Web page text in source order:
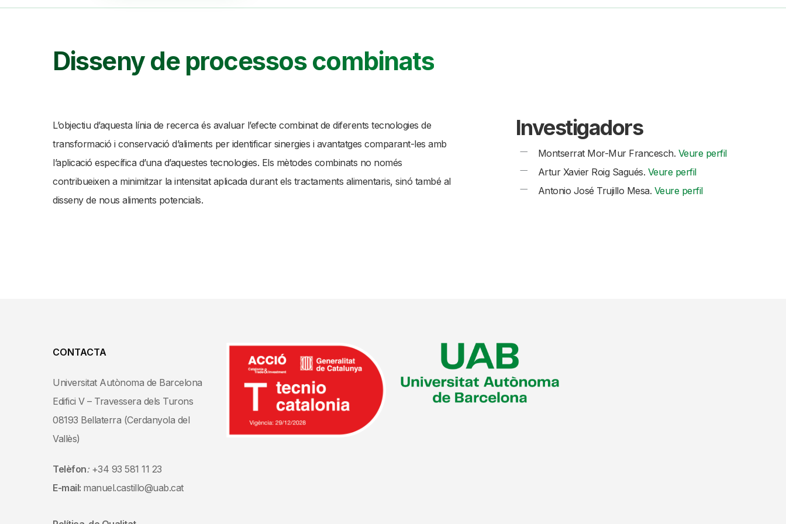
Disseny de processos combinats
L’objectiu d’aquesta línia de recerca és avaluar l’efecte combinat de diferents tecnologies de
transformació i conservació d’aliments per identificar sinergies i avantatges comparant-les amb
l’aplicació específica d’una d’aquestes tecnologies. Els mètodes combinats no només
contribueixen a minimitzar la intensitat aplicada durant els tractaments alimentaris, sinó també al
disseny de nous aliments potencials.
Investigadors
Montserrat Mor-Mur Francesch. Veure perfil
Artur Xavier Roig Sagués. Veure perfil
Antonio José Trujillo Mesa. Veure perfil
CONTACTA
Universitat Autònoma de Barcelona
Edifici V – Travessera dels Turons
08193 Bellaterra (Cerdanyola del
Vallès)
Telèfon:+34 93 581 11 23
E-mail: manuel.castillo@uab.cat